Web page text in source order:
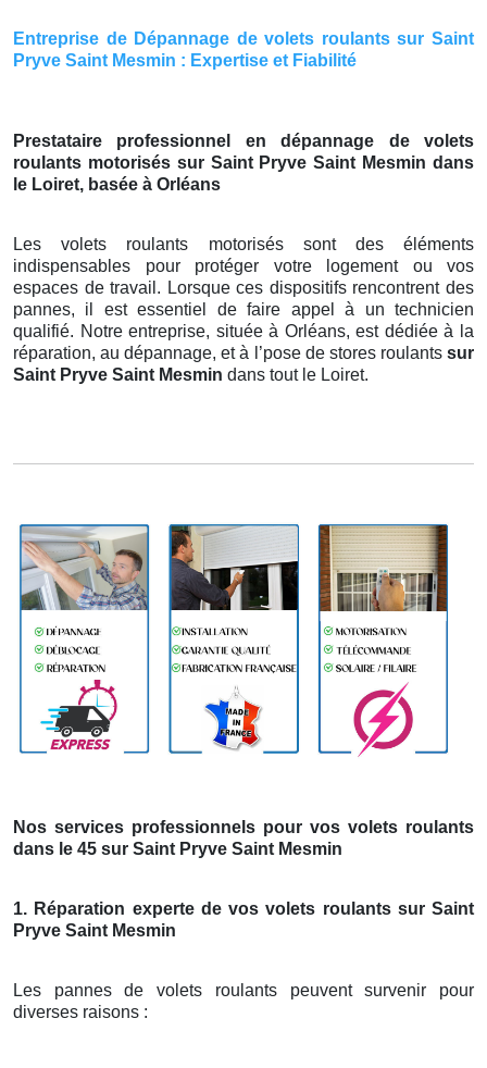
Entreprise de Dépannage de volets roulants sur Saint
Pryve Saint Mesmin : Expertise et Fiabilité
Prestataire professionnel en dépannage de volets
roulants motorisés sur Saint Pryve Saint Mesmin dans
le Loiret, basée à Orléans
Les volets roulants motorisés sont des éléments
indispensables pour protéger votre logement ou vos
espaces de travail. Lorsque ces dispositifs rencontrent des
pannes, il est essentiel de faire appel à un technicien
qualifié. Notre entreprise, située à Orléans, est dédiée à la
réparation, au dépannage, et à l’pose de stores roulants sur
Saint Pryve Saint Mesmin dans tout le Loiret.
Nos services professionnels pour vos volets roulants
dans le 45 sur Saint Pryve Saint Mesmin
1. Réparation experte de vos volets roulants sur Saint
Pryve Saint Mesmin
Les pannes de volets roulants peuvent survenir pour
diverses raisons :